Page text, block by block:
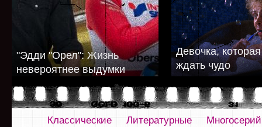
"Эдди "Орел": Жизнь
невероятнее выдумки
Девочка,
ждать чудо
Классические Литературные